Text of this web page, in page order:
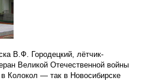
В.Ф. Городецкий, лётчик-
Великой Отечественной войны
Колокол — так в Новосибирске